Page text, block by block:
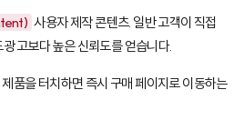
사용자 제작 콘텐츠. 일반 고객이 직접
고보다 높은 신뢰도를 얻습니다.
제품을 터치하면 즉시 구매 페이지로 이동하는